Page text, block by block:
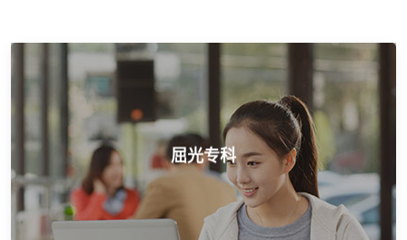
屈光专科
屈光专科
近视手术就选爱尔，打造中国品牌